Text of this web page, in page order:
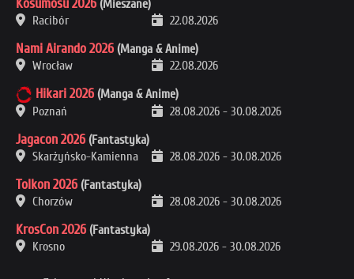
Kosumosu 2026 (Mieszane)
Racibór
22.08.2026
Nami Airando 2026 (Manga & Anime)
Wrocław
22.08.2026
Hikari 2026 (Manga & Anime)
Poznań
28.08.2026 - 30.08.2026
Jagacon 2026 (Fantastyka)
Skarżyńsko-Kamienna
28.08.2026 - 30.08.2026
Tolkon 2026 (Fantastyka)
Chorzów
28.08.2026 - 30.08.2026
KrosCon 2026 (Fantastyka)
Krosno
29.08.2026 - 30.08.2026